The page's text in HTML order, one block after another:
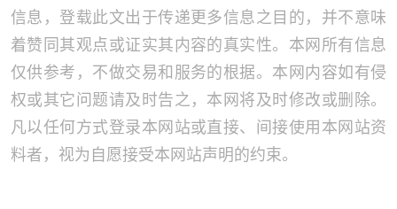
信息，登载此文出于传递更多信息之目的，并不意味
着赞同其观点或证实其内容的真实性。本网所有信息
仅供参考，不做交易和服务的根据。本网内容如有侵
权或其它问题请及时告之，本网将及时修改或删除。
凡以任何方式登录本网站或直接、间接使用本网站资
料者，视为自愿接受本网站声明的约束。